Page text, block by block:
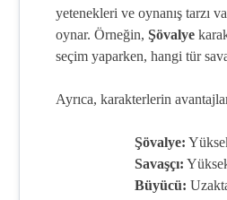
yetenekleri ve oynanış tarzı
oynar. Örneğin, Şövalye
seçim yaparken, hangi tür
Ayrıca, karakterlerin
Şövalye:
Savaşçı:
Büyücü: